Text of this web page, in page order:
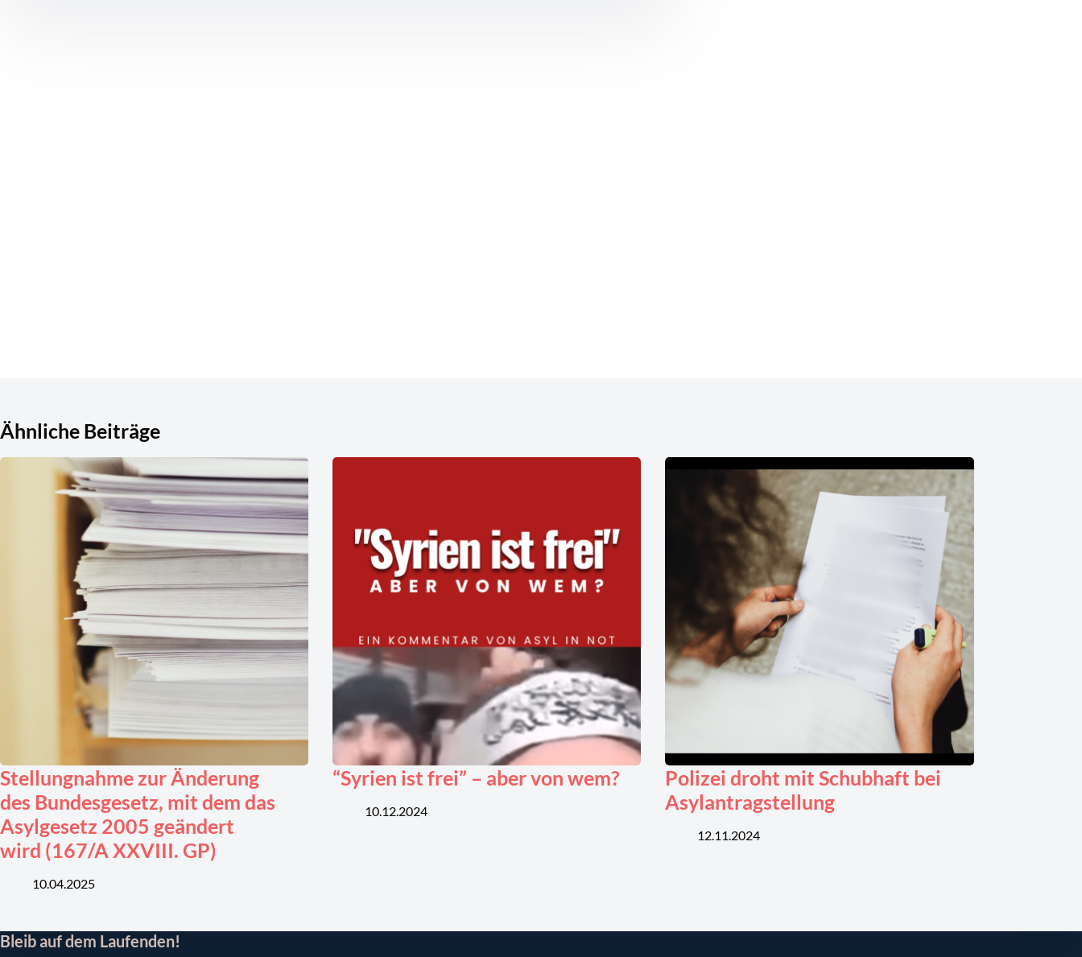
Ähnliche Beiträge
Stellungnahme zur Änderung
des Bundesgesetz, mit dem das
Asylgesetz 2005 geändert
wird (167/A XXVIII. GP)
10.04.2025
“Syrien ist frei” – aber von wem?
10.12.2024
Polizei droht mit Schubhaft bei
Asylantragstellung
12.11.2024
Bleib auf dem Laufenden!